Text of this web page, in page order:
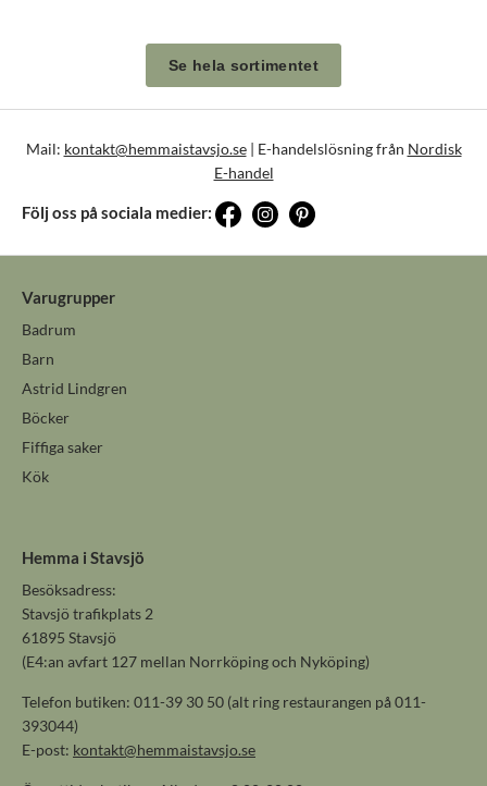
Se hela sortimentet
Mail: kontakt@hemmaistavsjo.se| E-handelslösning från Nordisk
E-handel
Följ oss på sociala medier:
Varugrupper
Badrum
Barn
Astrid Lindgren
Böcker
Fiffiga saker
Kök
Hemma i Stavsjö
Besöksadress:
Stavsjö trafikplats 2
61895 Stavsjö
(E4:an avfart 127 mellan Norrköping och Nyköping)
Telefon butiken: 011-39 30 50 (alt ring restaurangen på 011-
393044)
E-post: kontakt@hemmaistavsjo.se